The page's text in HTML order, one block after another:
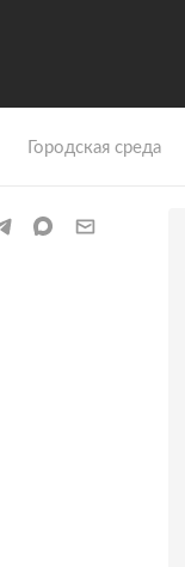
Городская среда